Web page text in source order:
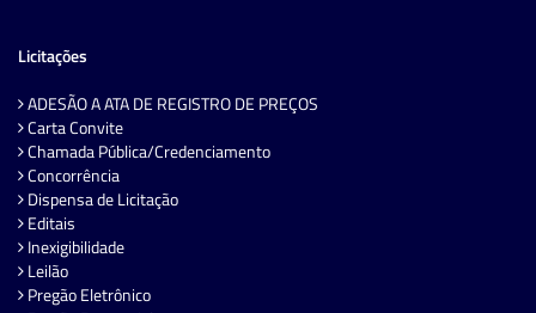
Licitações
ADESÃO A ATA DE REGISTRO DE PREÇOS
Carta Convite
Chamada Pública/Credenciamento
Concorrência
Dispensa de Licitação
Editais
Inexigibilidade
Leilão
Pregão Eletrônico